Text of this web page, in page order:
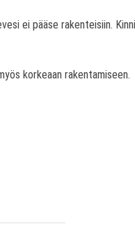
ei pääse rakenteisiin.
korkeaan rakentamiseen.